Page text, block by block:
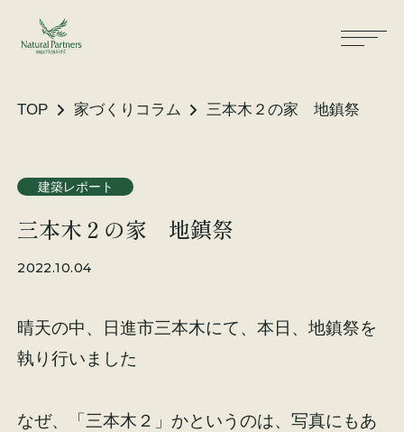
TOP 家づくりコラム 三本木２の家 地鎮祭
建築レポート
三本木２の家 地鎮祭
2022.10.04
晴天の中、日進市三本木にて、本日、地鎮祭を
執り行いました
なぜ、「三本木２」かというのは、写真にもあ
大工が建てる家
気候風土適応住宅
性能・素材
保証・保険